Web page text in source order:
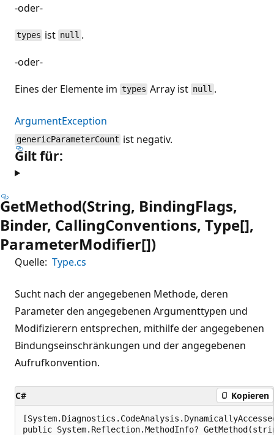
-oder-
types ist null .
-oder-
Eines der Elemente im types Array ist null .
ArgumentException
genericParameterCount ist negativ.
Gilt für:
GetMethod(String, BindingFlags,
Binder, CallingConventions, Type[],
ParameterModifier[])
Quelle: Type.cs
Sucht nach der angegebenen Methode, deren
Parameter den angegebenen Argumenttypen und
Modifizierern entsprechen, mithilfe der angegebenen
Bindungseinschränkungen und der angegebenen
Aufrufkonvention.
C# Kopieren
public System.Reflection.MethodInfo?